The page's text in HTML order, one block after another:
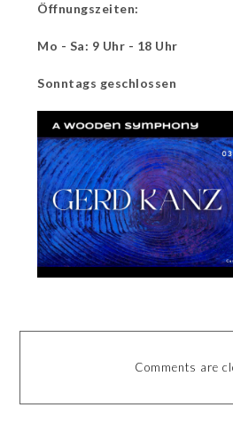
Öffnungszeiten:
Mo - Sa: 9 Uhr - 18 Uhr
Sonntags geschlossen
Comments are